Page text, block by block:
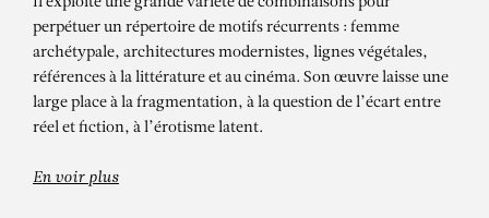
JULIÃO SARMENTO
EXPOSITION PERSONNELLE –
perpétuer un répertoire de motifs récurrents : femme
archétypale, architectures modernistes, lignes végétales,
références à la littérature et au cinéma. Son œuvre laisse une
large place à la fragmentation, à la question de l’écart entre
réel et fiction, à l’érotisme latent.
En voir plus